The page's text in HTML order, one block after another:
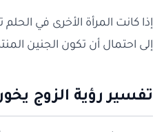
إذا كانت المرأة الأخرى في
إلى احتمال أن تكون الجنين
تفسير رؤية الزوج